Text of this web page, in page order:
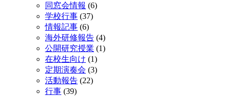
同窓会情報 (6)
学校行事 (37)
情報記事 (6)
海外研修報告 (4)
公開研究授業 (1)
在校生向け (1)
定期演奏会 (3)
活動報告 (22)
行事 (39)